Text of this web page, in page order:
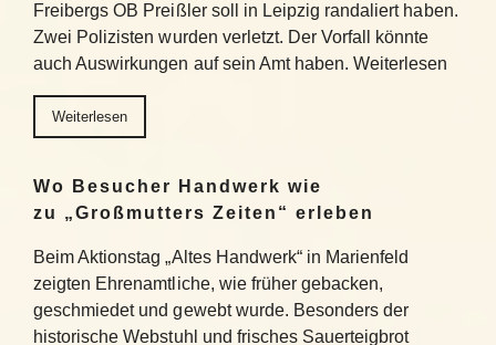
Freibergs OB Preißler soll in Leipzig randaliert haben.
Zwei Polizisten wurden verletzt. Der Vorfall könnte
auch Auswirkungen auf sein Amt haben. Weiterlesen
Weiterlesen
Wo Besucher Handwerk wie
zu „Großmutters Zeiten“ erleben
Beim Aktionstag „Altes Handwerk“ in Marienfeld
zeigten Ehrenamtliche, wie früher gebacken,
geschmiedet und gewebt wurde. Besonders der
historische Webstuhl und frisches Sauerteigbrot